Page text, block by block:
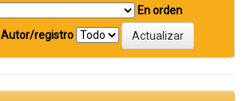
En orden
Autor/registro